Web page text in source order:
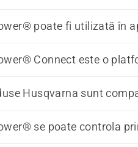
poate fi utilizată în
Connect este o
Husqvarna sunt
se poate controla